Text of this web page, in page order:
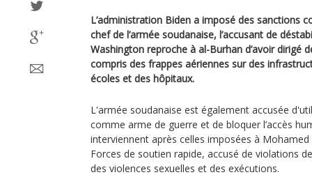
L’administration Biden a imposé des sanctions
chef de l’armée soudanaise, l’accusant de
Washington reproche à al-Burhan d’avoir dirigé
compris des frappes aériennes sur des
écoles et des hôpitaux.
L'armée soudanaise est également accusée
comme arme de guerre et de bloquer l’accès
interviennent après celles imposées à
Forces de soutien rapide, accusé de violations
des violences sexuelles et des exécutions.